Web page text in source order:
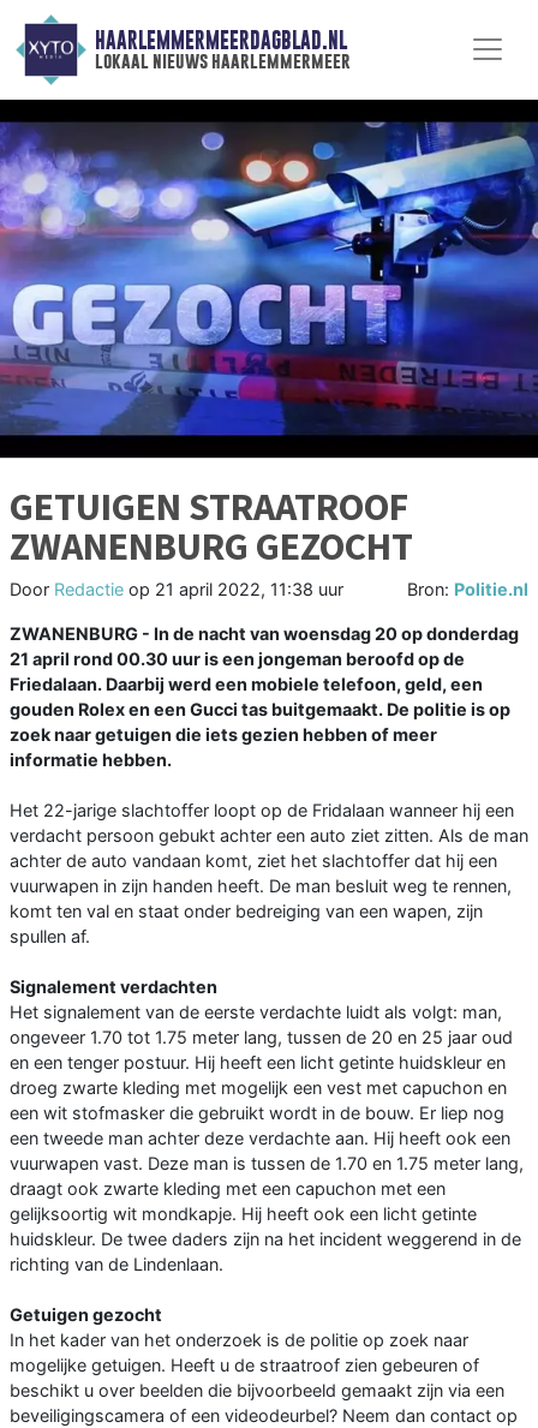
HAARLEMMERMEERDAGBLAD.NL
lokaal nieuws haarlemmermeer
GETUIGEN STRAATROOF
ZWANENBURG GEZOCHT
Door Redactie op 21 april 2022, 11:38 uur Bron: Politie.nl
ZWANENBURG - In de nacht van woensdag 20 op donderdag
21 april rond 00.30 uur is een jongeman beroofd op de
Friedalaan. Daarbij werd een mobiele telefoon, geld, een
gouden Rolex en een Gucci tas buitgemaakt. De politie is op
zoek naar getuigen die iets gezien hebben of meer
informatie hebben.
Het 22-jarige slachtoffer loopt op de Fridalaan wanneer hij een
verdacht persoon gebukt achter een auto ziet zitten. Als de man
achter de auto vandaan komt, ziet het slachtoffer dat hij een
vuurwapen in zijn handen heeft. De man besluit weg te rennen,
komt ten val en staat onder bedreiging van een wapen, zijn
spullen af.
Signalement verdachten
Het signalement van de eerste verdachte luidt als volgt: man,
ongeveer 1.70 tot 1.75 meter lang, tussen de 20 en 25 jaar oud
en een tenger postuur. Hij heeft een licht getinte huidskleur en
droeg zwarte kleding met mogelijk een vest met capuchon en
een wit stofmasker die gebruikt wordt in de bouw. Er liep nog
een tweede man achter deze verdachte aan. Hij heeft ook een
vuurwapen vast. Deze man is tussen de 1.70 en 1.75 meter lang,
draagt ook zwarte kleding met een capuchon met een
gelijksoortig wit mondkapje. Hij heeft ook een licht getinte
huidskleur. De twee daders zijn na het incident weggerend in de
richting van de Lindenlaan.
Getuigen gezocht
In het kader van het onderzoek is de politie op zoek naar
mogelijke getuigen. Heeft u de straatroof zien gebeuren of
beschikt u over beelden die bijvoorbeeld gemaakt zijn via een
beveiligingscamera of een videodeurbel? Neem dan contact op